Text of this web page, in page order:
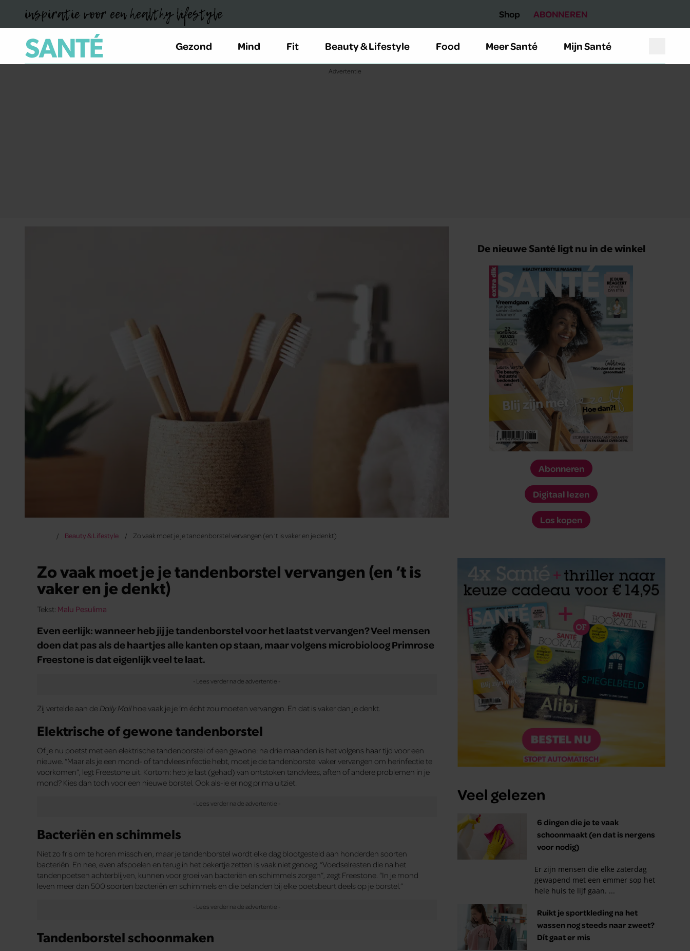
inspiratie voor een healthy lifestyle Shop ABONNEREN
Gezond Mind Fit Beauty & Lifestyle Food Meer Santé Mijn Santé
Beauty & Lifestyle Zo vaak moet je je tandenborstel vervangen (en ’t is vaker en je denkt)
Zo vaak moet je je tandenborstel vervangen (en ’t is
vaker en je denkt)
Tekst: Malu Pesulima
Even eerlijk: wanneer heb jij je tandenborstel voor het laatst vervangen? Veel mensen
doen dat pas als de haartjes alle kanten op staan, maar volgens microbioloog Primrose
Freestone is dat eigenlijk veel te laat.
Zij vertelde aan de Daily Mail hoe vaak je je ‘m écht zou moeten vervangen. En dat is vaker dan je denkt.
Elektrische of gewone tandenborstel
Of je nu poetst met een elektrische tandenborstel of een gewone: na drie maanden is het volgens haar tijd voor een
nieuwe. “Maar als je een mond- of tandvleesinfectie hebt, moet je de tandenborstel vaker vervangen om herinfectie te
voorkomen”, legt Freestone uit. Kortom: heb je last (gehad) van ontstoken tandvlees, aften of andere problemen in je
mond? Kies dan toch voor een nieuwe borstel. Ook als-ie er nog prima uitziet.
Bacteriën en schimmels
Niet zo fris om te horen misschien, maar je tandenborstel wordt elke dag blootgesteld aan honderden soorten
bacteriën. En nee, even afspoelen en terug in het bekertje zetten is vaak niet genoeg. “Voedselresten die na het
tandenpoetsen achterblijven, kunnen voor groei van bacteriën en schimmels zorgen”, zegt Freestone. “In je mond
leven meer dan 500 soorten bacteriën en schimmels en die belanden bij elke poetsbeurt deels op je borstel.”
Tandenborstel schoonmaken
De nieuwe Santé ligt nu in de winkel
Abonneren
Digitaal lezen
Los kopen